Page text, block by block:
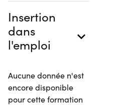
Insertion
dans
l'emploi
Aucune donnée n'est
encore disponible
pour cette formation